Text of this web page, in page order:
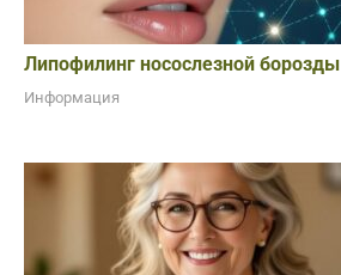
Липофилинг носослезной борозды
Информация